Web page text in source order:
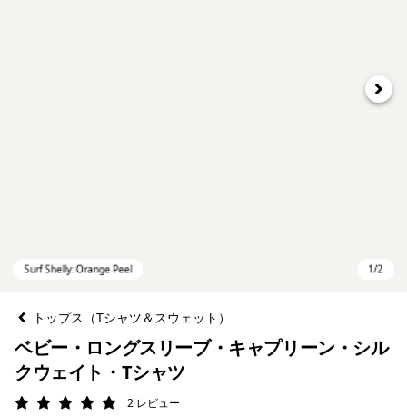
次へ
トップス（Tシャツ＆スウェット）
ベビー・ロングスリーブ・キャプリーン・シル
クウェイト・Tシャツ
評価: 5 / 5 2 レビュー